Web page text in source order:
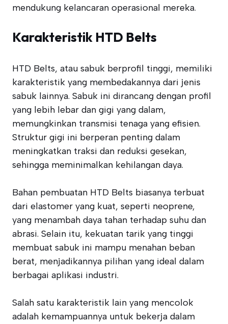
mendukung kelancaran operasional mereka.
Karakteristik HTD Belts
HTD Belts, atau sabuk berprofil tinggi, memiliki
karakteristik yang membedakannya dari jenis
sabuk lainnya. Sabuk ini dirancang dengan profil
yang lebih lebar dan gigi yang dalam,
memungkinkan transmisi tenaga yang efisien.
Struktur gigi ini berperan penting dalam
meningkatkan traksi dan reduksi gesekan,
sehingga meminimalkan kehilangan daya.
Bahan pembuatan HTD Belts biasanya terbuat
dari elastomer yang kuat, seperti neoprene,
yang menambah daya tahan terhadap suhu dan
abrasi. Selain itu, kekuatan tarik yang tinggi
membuat sabuk ini mampu menahan beban
berat, menjadikannya pilihan yang ideal dalam
berbagai aplikasi industri.
Salah satu karakteristik lain yang mencolok
adalah kemampuannya untuk bekerja dalam